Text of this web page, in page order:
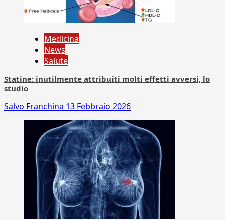
Medicina
News
Salute
Statine: inutilmente attribuiti molti effetti avversi, lo
studio
Salvo Franchina 13 Febbraio 2026